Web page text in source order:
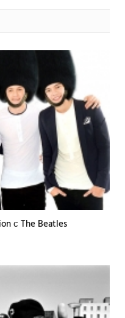
с The Beatles